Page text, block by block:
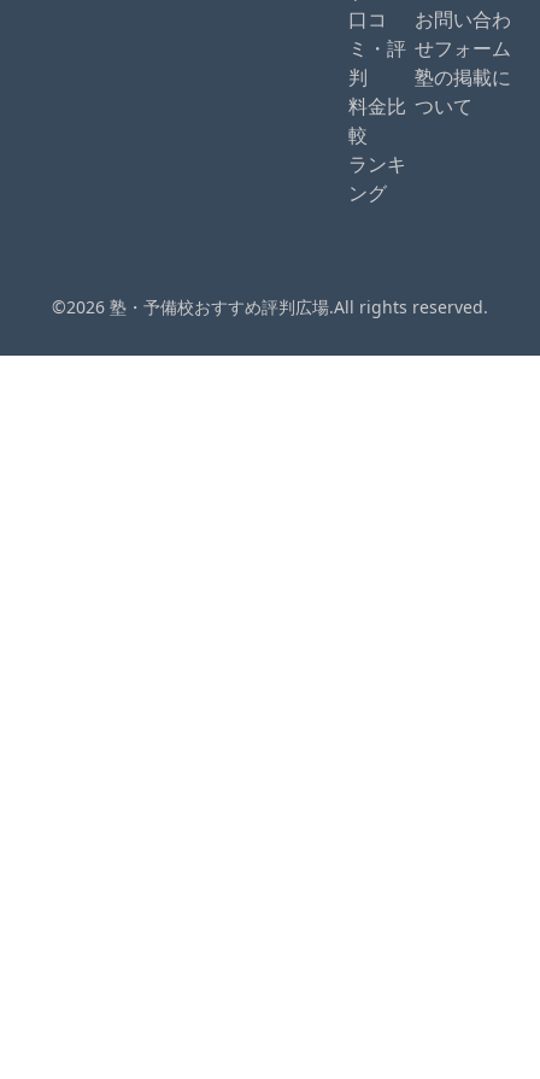
口コ
ミ・評
判
料金比
較
ランキ
ング
お問い合わ
せフォーム
塾の掲載に
ついて
©2026 塾・予備校おすすめ評判広場.All rights reserved.